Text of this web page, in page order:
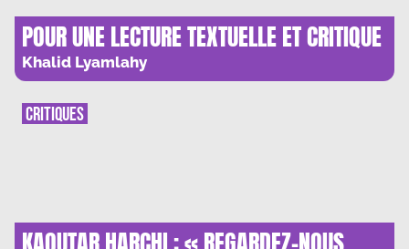
POUR UNE LECTURE TEXTUELLE ET CRITIQUE
DE MBOUGAR SARR
Khalid Lyamlahy
CRITIQUES